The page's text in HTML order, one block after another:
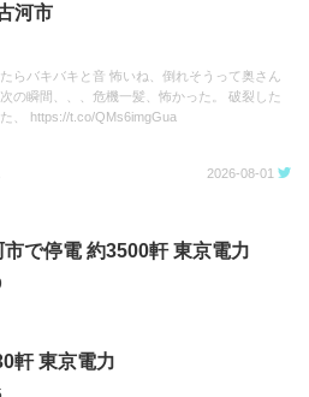
河市
らバキバキと音 怖いね、倒れそうって奥さん
の瞬間、、、危機一髪、怖かった。 破裂した
、 https://t.co/QMs6imgGua
2026-08-01
で停電 約3500軒 東京電力
軒 東京電力